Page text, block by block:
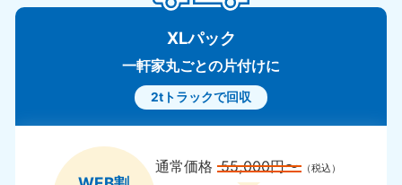
XLパック
一軒家丸ごとの片付けに
2tトラックで回収
通常価格55,000円〜 （税込）